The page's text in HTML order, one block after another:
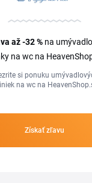
až -32 % na
na wc na
si ponuku
na wc na
Získať zľavu